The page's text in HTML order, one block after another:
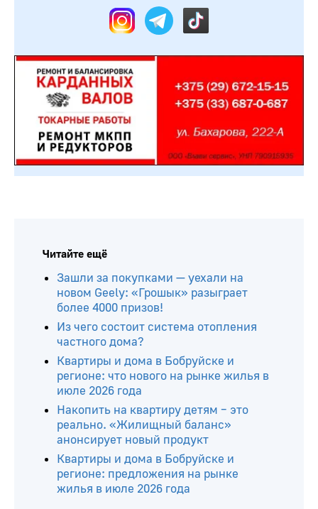
Читайте ещё
Зашли за покупками — уехали на
новом Geely: «Грошык» разыграет
более 4000 призов!
Из чего состоит система отопления
частного дома?
Квартиры и дома в Бобруйске и
регионе: что нового на рынке жилья в
июле 2026 года
Накопить на квартиру детям – это
реально. «Жилищный баланс»
анонсирует новый продукт
Квартиры и дома в Бобруйске и
регионе: предложения на рынке
жилья в июле 2026 года